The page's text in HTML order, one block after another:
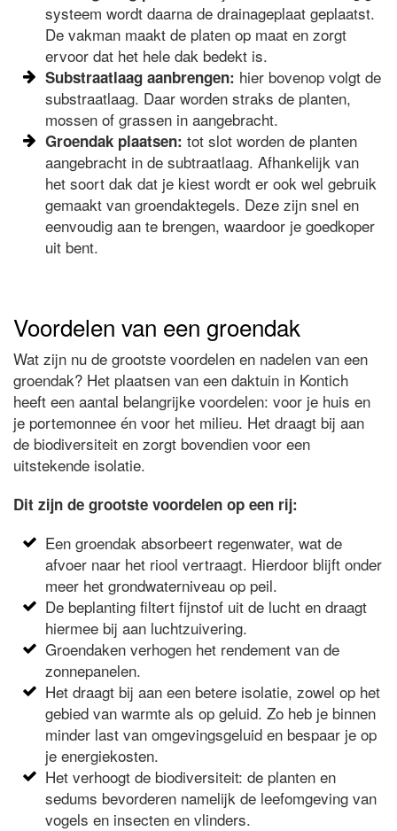
systeem wordt daarna de drainageplaat geplaatst.
De vakman maakt de platen op maat en zorgt
ervoor dat het hele dak bedekt is.
Substraatlaag aanbrengen: hier bovenop volgt de
substraatlaag. Daar worden straks de planten,
mossen of grassen in aangebracht.
Groendak plaatsen: tot slot worden de planten
aangebracht in de subtraatlaag. Afhankelijk van
het soort dak dat je kiest wordt er ook wel gebruik
gemaakt van groendaktegels. Deze zijn snel en
eenvoudig aan te brengen, waardoor je goedkoper
uit bent.
Voordelen van een groendak
Wat zijn nu de grootste voordelen en nadelen van een
groendak? Het plaatsen van een daktuin in Kontich
heeft een aantal belangrijke voordelen: voor je huis en
je portemonnee én voor het milieu. Het draagt bij aan
de biodiversiteit en zorgt bovendien voor een
uitstekende isolatie.
Dit zijn de grootste voordelen op een rij:
Een groendak absorbeert regenwater, wat de
afvoer naar het riool vertraagt. Hierdoor blijft onder
meer het grondwaterniveau op peil.
De beplanting filtert fijnstof uit de lucht en draagt
hiermee bij aan luchtzuivering.
Groendaken verhogen het rendement van de
zonnepanelen.
Het draagt bij aan een betere isolatie, zowel op het
gebied van warmte als op geluid. Zo heb je binnen
minder last van omgevingsgeluid en bespaar je op
je energiekosten.
Het verhoogt de biodiversiteit: de planten en
sedums bevorderen namelijk de leefomgeving van
vogels en insecten en vlinders.